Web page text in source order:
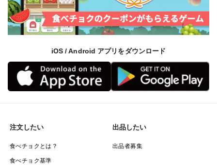
iOS / Android アプリをダウンロード
注文したい
食べチョクとは？
食べチョク基準
出品したい
出品者募集